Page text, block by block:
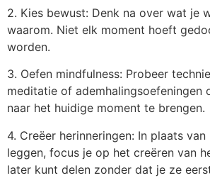
2. Kies bewust: Denk na over wat je
waarom. Niet elk moment hoeft
worden.
3. Oefen mindfulness: Probeer
meditatie of ademhalingsoefeningen
naar het huidige moment te brengen.
4. Creëer herinneringen: In plaats
leggen, focus je op het creëren van
later kunt delen zonder dat je ze